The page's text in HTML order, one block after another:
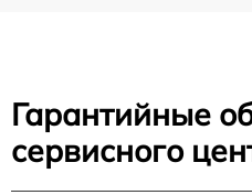
Гарантийные
сервисного